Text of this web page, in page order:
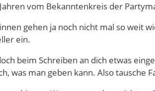
vom Bekanntenkreis der
gehen ja noch nicht mal so weit
ein.
beim Schreiben an dich etwas
was man geben kann. Also tausche